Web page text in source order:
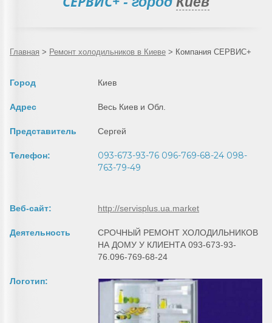
Главная > Ремонт холодильников в Киеве > Компания СЕРВИС+
Город Киев
Адрес Весь Киев и Обл.
Представитель Сергей
Телефон:
093-673-93-76 096-769-68-24 098-
763-79-49
Веб-сайт: http://servisplus.ua.market
Деятельность
СРОЧНЫЙ РЕМОНТ ХОЛОДИЛЬНИКОВ
НА ДОМУ У КЛИЕНТА 093-673-93-
76.096-769-68-24
Логотип: